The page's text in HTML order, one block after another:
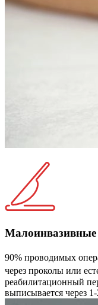
Малоинвазивные
90% проводимых
через проколы или
реабилитационный
выписывается через